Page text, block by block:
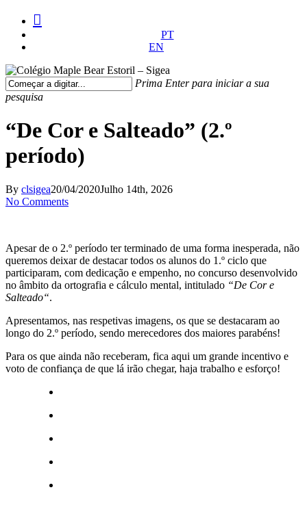
facebook
instagram
medium
PT
EN
Prima Enter para iniciar a sua
pesquisa
Pesquisa
“De Cor e Salteado” (2.º
período)
By clsigea20/04/2020Julho 14th, 2026
No Comments
Apesar de o 2.º período ter terminado de uma forma inesperada, não
queremos deixar de destacar todos os alunos do 1.º ciclo que
participaram, com dedicação e empenho, no concurso desenvolvido
no âmbito da ortografia e cálculo mental, intitulado “De Cor e
Salteado“.
Apresentamos, nas respetivas imagens, os que se destacaram ao
longo do 2.º período, sendo merecedores dos maiores parabéns!
Para os que ainda não receberam, fica aqui um grande incentivo e
voto de confiança de que lá irão chegar, haja trabalho e esforço!